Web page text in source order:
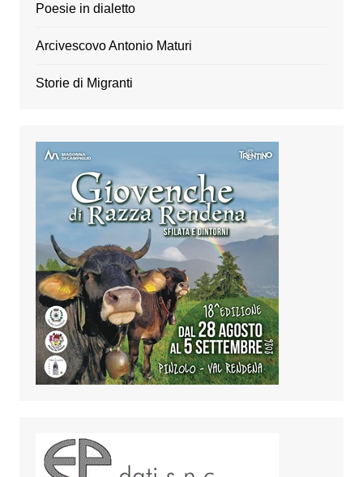
Poesie in dialetto
Arcivescovo Antonio Maturi
Storie di Migranti